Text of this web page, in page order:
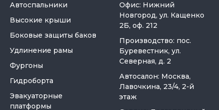
Автоспальники
Высокие крыши
Боковые защиты баков
Удлинение рамы
Фургоны
Гидроборта
Эвакуаторные
платформы
Офис: Нижний
Новгород, ул. Кащенко
2Б, оф. 212
Производство: пос.
Буревестник, ул.
Северная, д. 2
Автосалон: Москва,
Лавочкина, 23/4, 2-й
этаж